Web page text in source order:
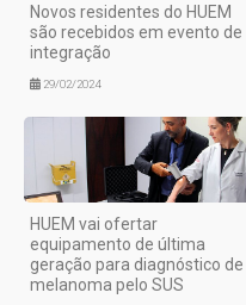
Novos residentes do HUEM
são recebidos em evento de
integração
29/02/2024
HUEM vai ofertar
equipamento de última
geração para diagnóstico de
melanoma pelo SUS